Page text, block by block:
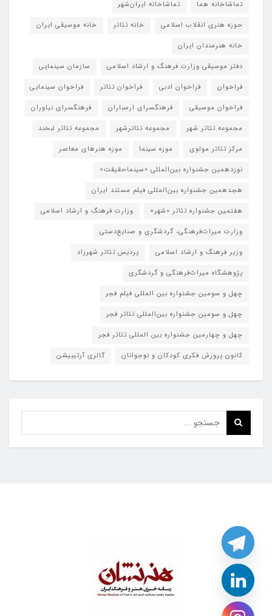
تماشاخانه هما
تماشاخانه‌ ایران‌شهر
حوزه هنری انقلاب اسلامی
خانه تئاتر
خانه موسیقی ایران
خانه هنرمندان ایران
دفتر موسیقی وزارت فرهنگ و ارشاد اسلامی
سازمان سینمایی
فراخوان
فراخوان ادبی فراخوان تئاتر
فراخوان سینمایی
فراخوان موسیقی
فرهنگسرای ارسباران
فرهنگسرای نیاوران
مجموعه تئاتر شهر
مجموعه تئاترشهر
مجموعه تئاتر لبخند
مرکز تئاتر مولوی
موزه سینما
موزه هنرهای معاصر
نوزدهمین جشنواره بین‌المللی «سینماحقیقت»
هجدهمین جشنواره بین‌المللی فیلم مستند ایران
هفتمین جشنواره تئاتر «شهر»
وزارت فرهنگ و ارشاد اسلامی
وزارت میراث‌فرهنگی، گردشگری و صنایع‌دستی
وزیر فرهنگ و ارشاد اسلامی
پردیس تئاتر شهرزاد
پژوهشگاه میراث‌فرهنگی و گردشگری
چهل و سومین جشنواره بین المللی فیلم فجر
چهل و سومین جشنواره بین‌المللی تئاتر فجر
چهل و چهارمین جشنواره بین المللی تئاتر فجر
کانون پرورش فکری کودکان و نوجوانان
گالری آرتیبیشن